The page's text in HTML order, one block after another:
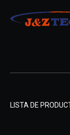
LISTA DE